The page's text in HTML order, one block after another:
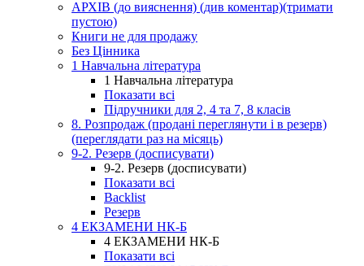
АРХІВ (до вияснення) (див коментар)(тримати
пустою)
Книги не для продажу
Без Цінника
1 Навчальна література
1 Навчальна література
Показати всі
Підручники для 2, 4 та 7, 8 класів
8. Розпродаж (продані переглянути і в резерв)
(переглядати раз на місяць)
9-2. Резерв (досписувати)
9-2. Резерв (досписувати)
Показати всі
Backlist
Резерв
4 ЕКЗАМЕНИ НК-Б
4 ЕКЗАМЕНИ НК-Б
Показати всі